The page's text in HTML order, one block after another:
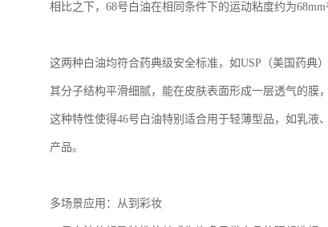
相比之下，68号白油在相同条件下的运动粘度约为
这两种白油均符合药典级安全标准，如USP（美国药典
其分子结构平滑细腻，能在皮肤表面形成一层透气的膜
这种特性使得46号白油特别适合用于轻薄型品，如乳液
产品。
多场景应用：从到彩妆